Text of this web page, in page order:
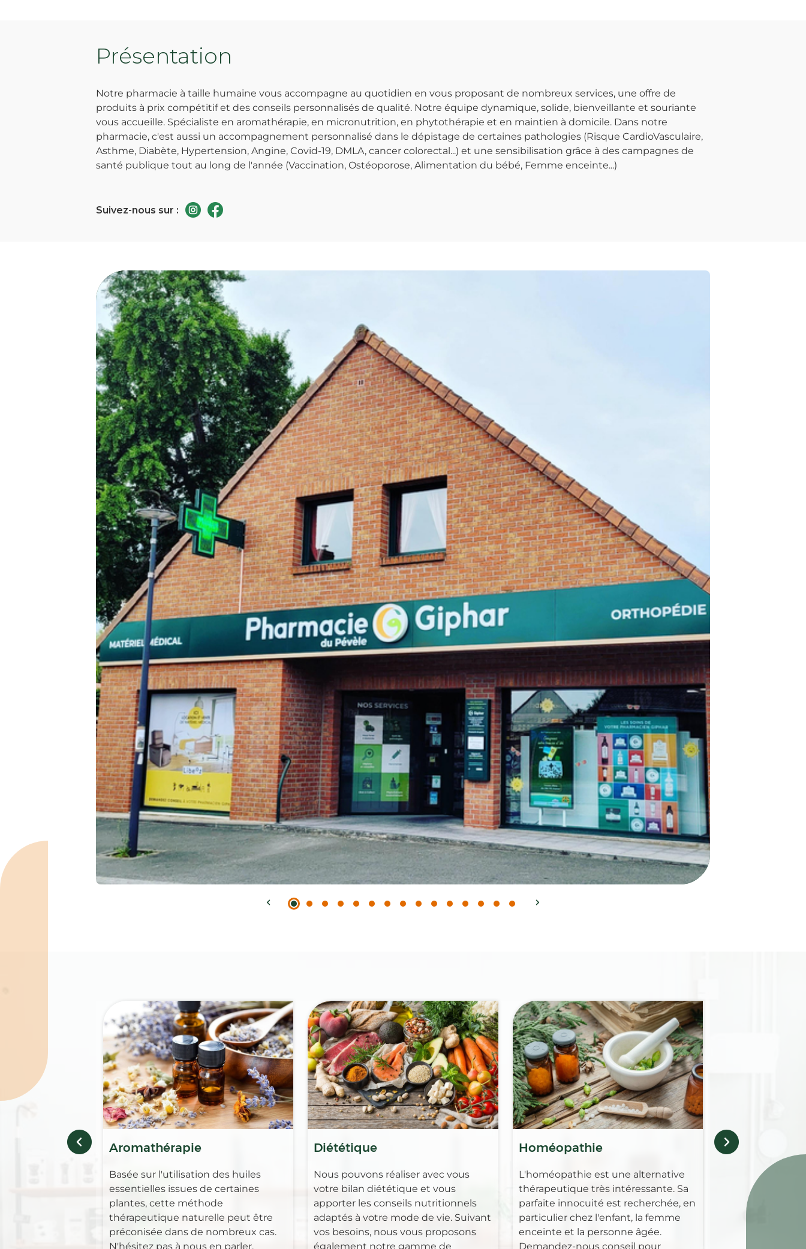
Présentation
Notre pharmacie à taille humaine vous accompagne au quotidien en vous proposant de nombreux services, une offre de
produits à prix compétitif et des conseils personnalisés de qualité. Notre équipe dynamique, solide, bienveillante et souriante
vous accueille. Spécialiste en aromathérapie, en micronutrition, en phytothérapie et en maintien à domicile. Dans notre
pharmacie, c'est aussi un accompagnement personnalisé dans le dépistage de certaines pathologies (Risque CardioVasculaire,
Asthme, Diabète, Hypertension, Angine, Covid-19, DMLA, cancer colorectal...) et une sensibilisation grâce à des campagnes de
santé publique tout au long de l'année (Vaccination, Ostéoporose, Alimentation du bébé, Femme enceinte...)
Suivez-nous sur :
Aromathérapie
Basée sur l'utilisation des huiles
essentielles issues de certaines
plantes, cette méthode
thérapeutique naturelle peut être
préconisée dans de nombreux cas.
N'hésitez pas à nous en parler.
Diététique
Nous pouvons réaliser avec vous
votre bilan diététique et vous
apporter les conseils nutritionnels
adaptés à votre mode de vie. Suivant
vos besoins, nous vous proposons
également notre gamme de
Homéopathie
L'homéopathie est une alternative
thérapeutique très intéressante. Sa
parfaite innocuité est recherchée, en
particulier chez l'enfant, la femme
enceinte et la personne âgée.
Demandez-nous conseil pour